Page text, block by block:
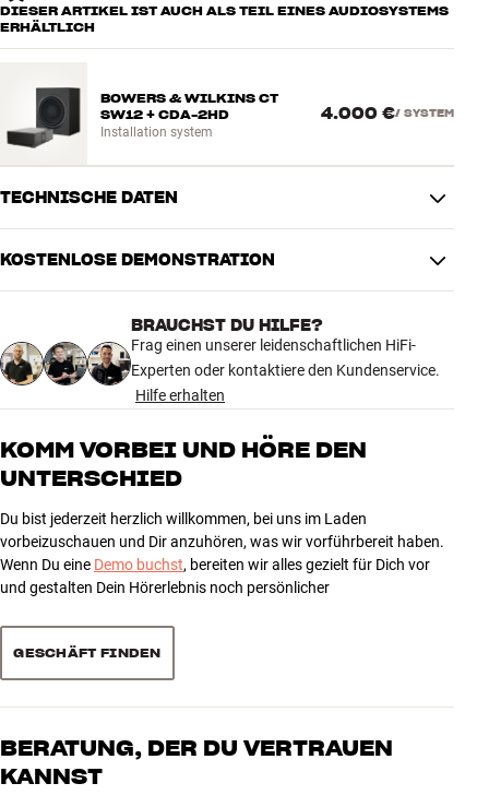
DIESER ARTIKEL IST AUCH ALS TEIL EINES AUDIOSYSTEMS
ERHÄLTLICH
BOWERS & WILKINS CT
SW12 + CDA-2HD
Installation system
4.000 €/ SYSTEM
TECHNISCHE DATEN
Tieftönergröße
12"
Gehäusebauart
Geschlossen
PRODUKTDATEN
Fase-Regulierung
Ja
MASSE UND DESIGN
Farbe
Schwarz
Gewicht (kg)
28
Gewicht der Verpackung (kg)
29
Maße (Verpackung)
Maße (Produkt)
ALLGEMEINE MERKMALE
Kategorie : Passiv subwoofer
KOSTENLOSE DEMONSTRATION
BRAUCHST DU HILFE?
Frag einen unserer leidenschaftlichen HiFi-
Experten oder kontaktiere den Kundenservice.
Hilfe erhalten
KOMM VORBEI UND HÖRE DEN
UNTERSCHIED
Du bist jederzeit herzlich willkommen, bei uns im Laden
vorbeizuschauen und Dir anzuhören, was wir vorführbereit haben.
Wenn Du eine Demo buchst, bereiten wir alles gezielt für Dich vor
und gestalten Dein Hörerlebnis noch persönlicher
GESCHÄFT FINDEN
BERATUNG, DER DU VERTRAUEN
KANNST